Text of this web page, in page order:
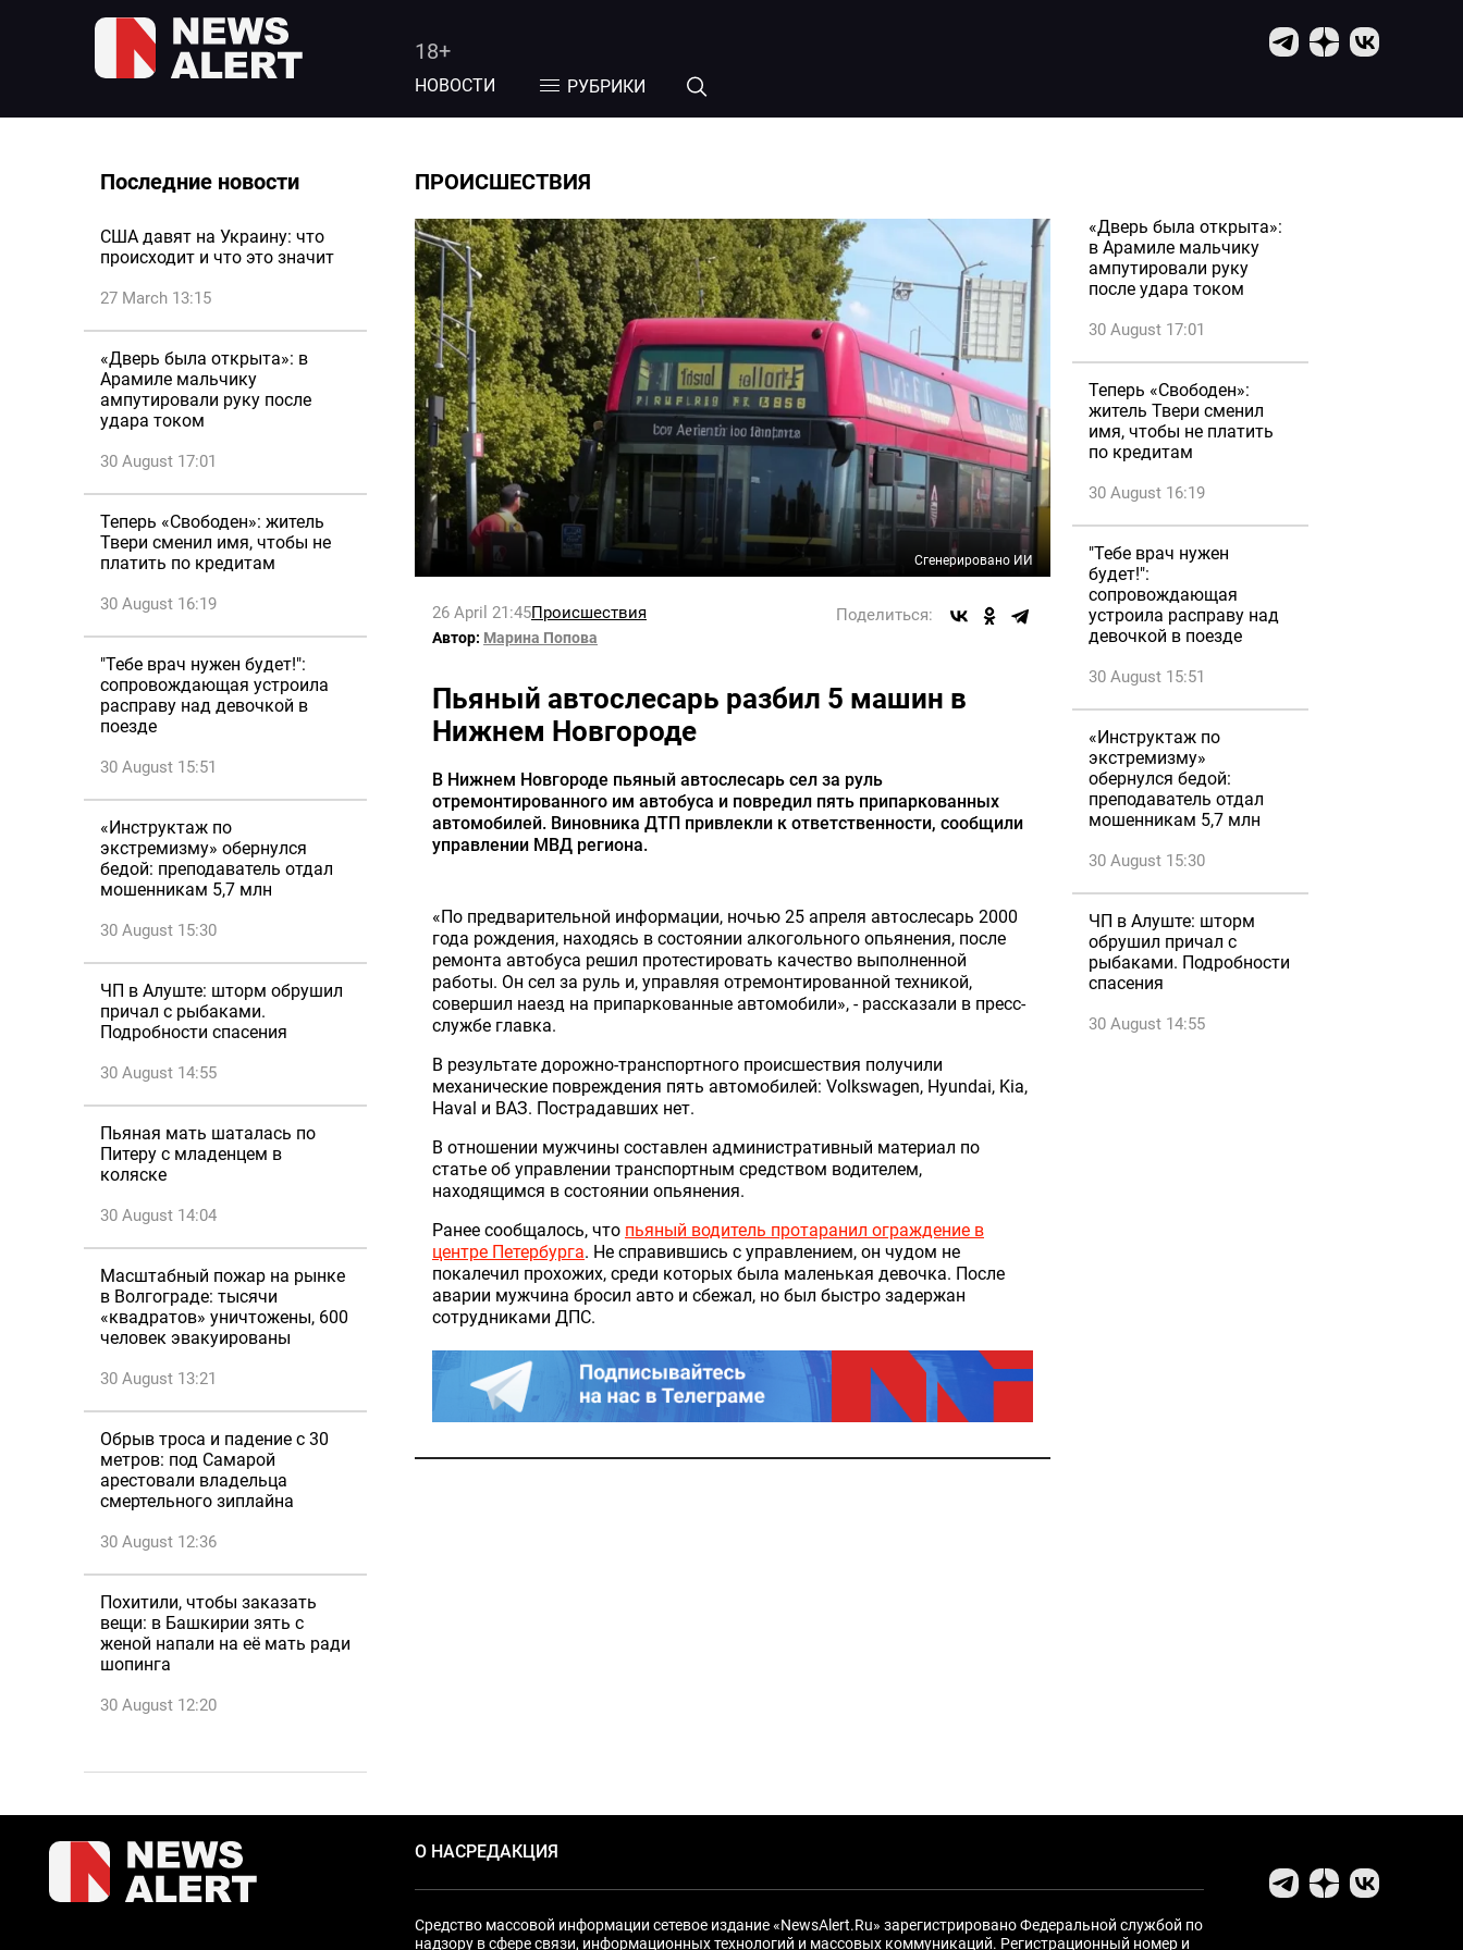
18+
НОВОСТИ РУБРИКИ
Последние новости
США давят на Украину: что
происходит и что это значит
27 March 13:15
«Дверь была открыта»: в
Арамиле мальчику
ампутировали руку после
удара током
30 August 17:01
Теперь «Свободен»: житель
Твери сменил имя, чтобы не
платить по кредитам
30 August 16:19
"Тебе врач нужен будет!":
сопровождающая устроила
расправу над девочкой в
поезде
30 August 15:51
«Инструктаж по
экстремизму» обернулся
бедой: преподаватель отдал
мошенникам 5,7 млн
30 August 15:30
ЧП в Алуште: шторм обрушил
причал с рыбаками.
Подробности спасения
30 August 14:55
Пьяная мать шаталась по
Питеру с младенцем в
коляске
30 August 14:04
Масштабный пожар на рынке
в Волгограде: тысячи
«квадратов» уничтожены, 600
человек эвакуированы
30 August 13:21
Обрыв троса и падение с 30
метров: под Самарой
арестовали владельца
смертельного зиплайна
30 August 12:36
Похитили, чтобы заказать
вещи: в Башкирии зять с
женой напали на её мать ради
шопинга
30 August 12:20
ПРОИСШЕСТВИЯ
Сгенерировано ИИ
26 April 21:45Происшествия Поделиться:
Автор: Марина Попова
Пьяный автослесарь разбил 5 машин в
Нижнем Новгороде
В Нижнем Новгороде пьяный автослесарь сел за руль
отремонтированного им автобуса и повредил пять припаркованных
автомобилей. Виновника ДТП привлекли к ответственности, сообщили
управлении МВД региона.
«По предварительной информации, ночью 25 апреля автослесарь 2000
года рождения, находясь в состоянии алкогольного опьянения, после
ремонта автобуса решил протестировать качество выполненной
работы. Он сел за руль и, управляя отремонтированной техникой,
совершил наезд на припаркованные автомобили», - рассказали в пресс-
службе главка.
В результате дорожно-транспортного происшествия получили
механические повреждения пять автомобилей: Volkswagen, Hyundai, Kia,
Haval и ВАЗ. Пострадавших нет.
В отношении мужчины составлен административный материал по
статье об управлении транспортным средством водителем,
находящимся в состоянии опьянения.
Ранее сообщалось, что пьяный водитель протаранил ограждение в
центре Петербурга. Не справившись с управлением, он чудом не
покалечил прохожих, среди которых была маленькая девочка. После
аварии мужчина бросил авто и сбежал, но был быстро задержан
сотрудниками ДПС.
«Дверь была открыта»:
в Арамиле мальчику
ампутировали руку
после удара током
30 August 17:01
Теперь «Свободен»:
житель Твери сменил
имя, чтобы не платить
по кредитам
30 August 16:19
"Тебе врач нужен
будет!":
сопровождающая
устроила расправу над
девочкой в поезде
30 August 15:51
«Инструктаж по
экстремизму»
обернулся бедой:
преподаватель отдал
мошенникам 5,7 млн
30 August 15:30
ЧП в Алуште: шторм
обрушил причал с
рыбаками. Подробности
спасения
30 August 14:55
О НАСРЕДАКЦИЯ
Средство массовой информации сетевое издание «NewsAlert.Ru» зарегистрировано Федеральной службой по
надзору в сфере связи, информационных технологий и массовых коммуникаций. Регистрационный номер и